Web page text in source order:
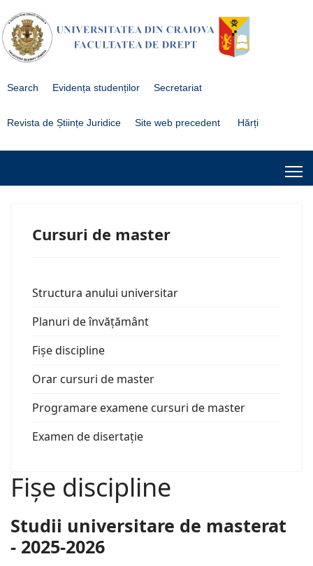
Search Evidența studenților Secretariat
Revista de Științe Juridice Site web precedent Hărți
Cursuri de master
Structura anului universitar
Planuri de învățământ
Fișe discipline
Orar cursuri de master
Programare examene cursuri de master
Examen de disertație
Fișe discipline
Studii universitare de masterat
- 2025-2026